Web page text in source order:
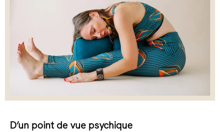
D’un point de vue psychique